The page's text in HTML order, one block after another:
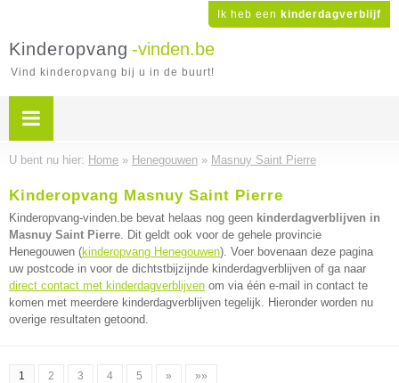
Ik heb een kinderdagverblijf
Kinderopvang -vinden.be
Vind kinderopvang bij u in de buurt!
U bent nu hier: Home » Henegouwen » Masnuy Saint Pierre
Kinderopvang Masnuy Saint Pierre
Kinderopvang-vinden.be bevat helaas nog geen kinderdagverblijven in
Masnuy Saint Pierre. Dit geldt ook voor de gehele provincie
Henegouwen (kinderopvang Henegouwen). Voer bovenaan deze pagina
uw postcode in voor de dichtstbijzijnde kinderdagverblijven of ga naar
direct contact met kinderdagverblijven om via één e-mail in contact te
komen met meerdere kinderdagverblijven tegelijk. Hieronder worden nu
overige resultaten getoond.
1 2 3 4 5 » »»